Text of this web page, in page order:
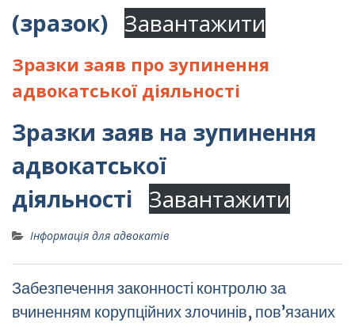
(зразок) Завантажити
Зразки заяв про зупинення
адвокатської діяльності
Зразки заяв на зупинення
адвокатської
діяльності
Завантажити
Інформація для адвокатів
Забезпечення законності контролю за
вчиненням корупційних злочинів, пов’язаних